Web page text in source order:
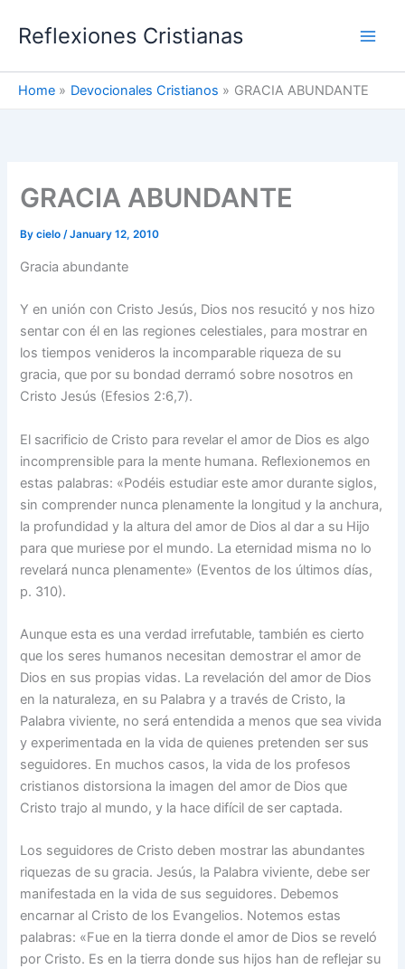
Reflexiones Cristianas
Home Devocionales Cristianos GRACIA ABUNDANTE
GRACIA ABUNDANTE
Bycielo/January 12, 2010
Gracia abundante
Y en unión con Cristo Jesús, Dios nos resucitó y nos hizo
sentar con él en las regiones celestiales, para mostrar en
los tiempos venideros la incomparable riqueza de su
gracia, que por su bondad derramó sobre nosotros en
Cristo Jesús (Efesios 2:6,7).
El sacrificio de Cristo para revelar el amor de Dios es algo
incomprensible para la mente humana. Reflexionemos en
estas palabras: «Podéis estudiar este amor durante siglos,
sin comprender nunca plenamente la longitud y la anchura,
la profundidad y la altura del amor de Dios al dar a su Hijo
para que muriese por el mundo. La eternidad misma no lo
revelará nunca plenamente» (Eventos de los últimos días,
p. 310).
Aunque esta es una verdad irrefutable, también es cierto
que los seres humanos necesitan demostrar el amor de
Dios en sus propias vidas. La revelación del amor de Dios
en la naturaleza, en su Palabra y a través de Cristo, la
Palabra viviente, no será entendida a menos que sea vivida
y experimentada en la vida de quienes pretenden ser sus
seguidores. En muchos casos, la vida de los profesos
cristianos distorsiona la imagen del amor de Dios que
Cristo trajo al mundo, y la hace difícil de ser captada.
Los seguidores de Cristo deben mostrar las abundantes
riquezas de su gracia. Jesús, la Palabra viviente, debe ser
manifestada en la vida de sus seguidores. Debemos
encarnar al Cristo de los Evangelios. Notemos estas
palabras: «Fue en la tierra donde el amor de Dios se reveló
por Cristo. Es en la tierra donde sus hijos han de reflejar su